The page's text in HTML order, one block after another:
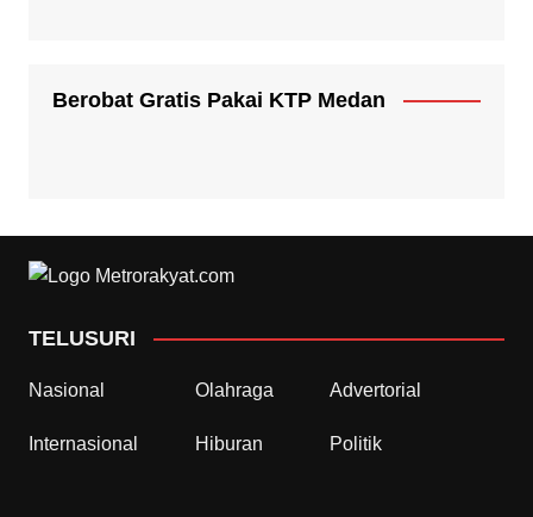
Berobat Gratis Pakai KTP Medan
TELUSURI
Nasional Olahraga Advertorial
Internasional Hiburan Politik